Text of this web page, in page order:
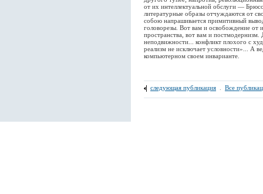
от их интеллектуальной обслуги —
литературные образы отчуждаются от
собою напрашивается примитивный
головорезы. Вот вам и освобождение от
пространства, вот вам и постмодернизм.
неподвижности... конфликт плохого с
реализм не исключает условности»... А
компьютерном своем инварианте.
следующая публикация Все